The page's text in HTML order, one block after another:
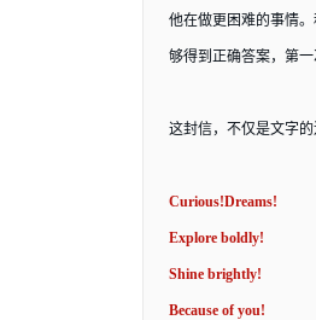
他在做更困难的事情
够得到正确答案，第
这封信，不仅是文字
Curious!Dreams!
Explore boldly!
Shine brightly!
Because of you!